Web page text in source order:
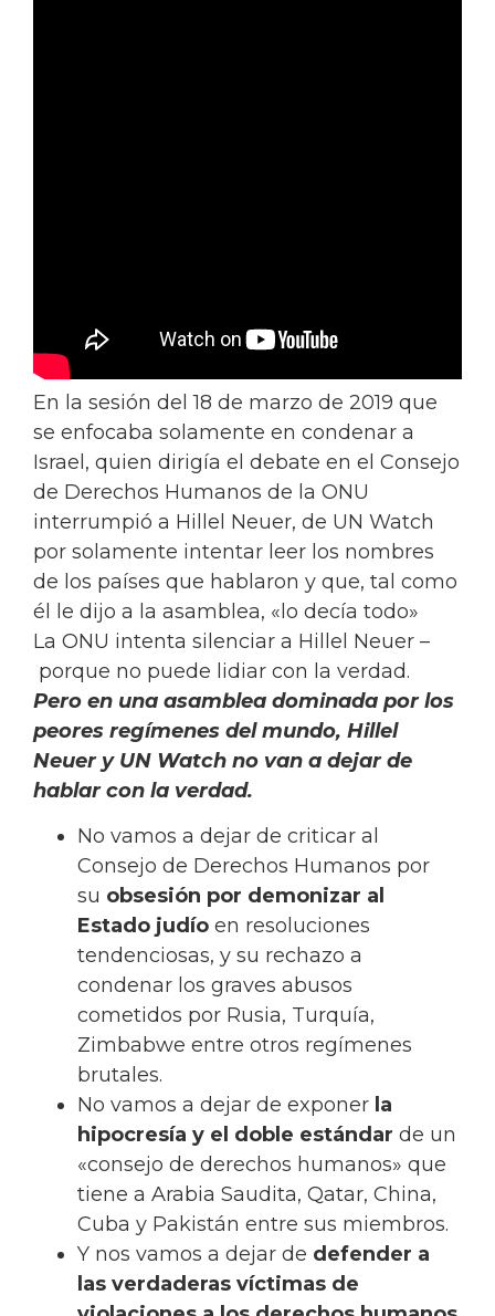
En la sesión del 18 de marzo de 2019 que
se enfocaba solamente en condenar a
Israel, quien dirigía el debate en el Consejo
de Derechos Humanos de la ONU
interrumpió a Hillel Neuer, de UN Watch
por solamente intentar leer los nombres
de los países que hablaron y que, tal como
él le dijo a la asamblea, «lo decía todo»
La ONU intenta silenciar a Hillel Neuer –
porque no puede lidiar con la verdad.
Pero en una asamblea dominada por los
peores regímenes del mundo, Hillel
Neuer y UN Watch no van a dejar de
hablar con la verdad.
No vamos a dejar de criticar al
Consejo de Derechos Humanos por
su obsesión por demonizar al
Estado judío en resoluciones
tendenciosas, y su rechazo a
condenar los graves abusos
cometidos por Rusia, Turquía,
Zimbabwe entre otros regímenes
brutales.
No vamos a dejar de exponer la
hipocresía y el doble estándar de un
«consejo de derechos humanos» que
tiene a Arabia Saudita, Qatar, China,
Cuba y Pakistán entre sus miembros.
Y nos vamos a dejar de defender a
las verdaderas víctimas de